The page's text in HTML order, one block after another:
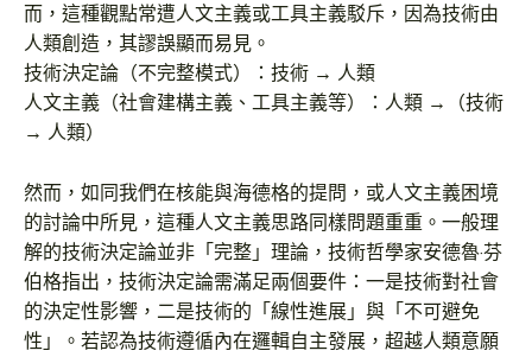
而，這種觀點常遭人文主義或工具主義駁斥，因為技術由
人類創造，其謬誤顯而易見。
技術決定論（不完整模式）：技術 → 人類
人文主義（社會建構主義、工具主義等）：人類 →（技術
→ 人類）
然而，如同我們在核能與海德格的提問，或人文主義困境
的討論中所見，這種人文主義思路同樣問題重重。一般理
解的技術決定論並非「完整」理論，技術哲學家安德魯·芬
伯格指出，技術決定論需滿足兩個要件：一是技術對社會
的決定性影響，二是技術的「線性進展」與「不可避免
性」。若認為技術遵循內在邏輯自主發展，超越人類意願